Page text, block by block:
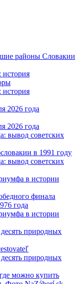
районы Словакии
история
история
2026 года
2026 года
вывод советских
вывод советских
в истории
в истории
природных
природных
можно купить